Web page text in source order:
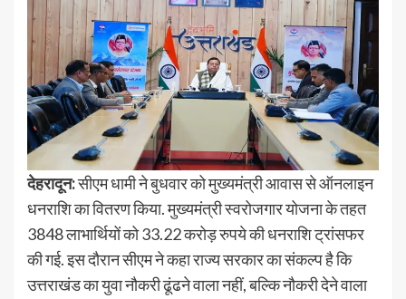
देहरादून:सीएम धामी ने बुधवार को मुख्यमंत्री आवास से ऑनलाइन
धनराशि का वितरण किया. मुख्यमंत्री स्वरोजगार योजना के तहत
3848 लाभार्थियों को 33.22 करोड़ रुपये की धनराशि ट्रांसफर
की गई. इस दौरान सीएम ने कहा राज्य सरकार का संकल्प है कि
उत्तराखंड का युवा नौकरी ढूंढने वाला नहीं, बल्कि नौकरी देने वाला